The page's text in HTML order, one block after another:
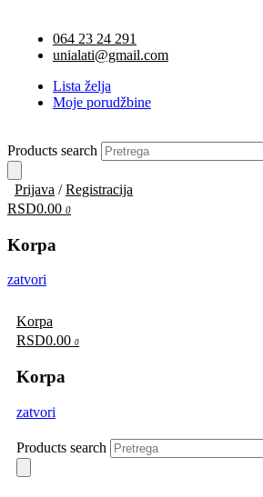
064 23 24 291
unialati@gmail.com
Lista želja
Moje porudžbine
Products search
Prijava / Registracija
RSD0.00 0
Korpa
zatvori
Korpa
RSD0.00 0
Korpa
zatvori
Products search